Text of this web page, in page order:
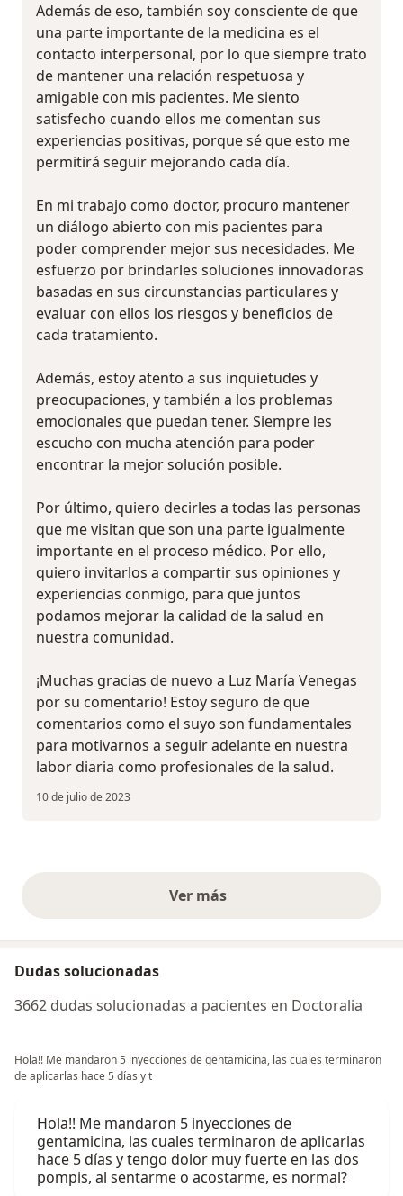
Además de eso, también soy consciente de que
una parte importante de la medicina es el
contacto interpersonal, por lo que siempre trato
de mantener una relación respetuosa y
amigable con mis pacientes. Me siento
satisfecho cuando ellos me comentan sus
experiencias positivas, porque sé que esto me
permitirá seguir mejorando cada día.
En mi trabajo como doctor, procuro mantener
un diálogo abierto con mis pacientes para
poder comprender mejor sus necesidades. Me
esfuerzo por brindarles soluciones innovadoras
basadas en sus circunstancias particulares y
evaluar con ellos los riesgos y beneficios de
cada tratamiento.
Además, estoy atento a sus inquietudes y
preocupaciones, y también a los problemas
emocionales que puedan tener. Siempre les
escucho con mucha atención para poder
encontrar la mejor solución posible.
Por último, quiero decirles a todas las personas
que me visitan que son una parte igualmente
importante en el proceso médico. Por ello,
quiero invitarlos a compartir sus opiniones y
experiencias conmigo, para que juntos
podamos mejorar la calidad de la salud en
nuestra comunidad.
¡Muchas gracias de nuevo a Luz María Venegas
por su comentario! Estoy seguro de que
comentarios como el suyo son fundamentales
para motivarnos a seguir adelante en nuestra
labor diaria como profesionales de la salud.
10 de julio de 2023
Ver másopiniones anteriores
Dudas solucionadas
3662 dudas solucionadas a pacientes en Doctoralia
Hola!! Me mandaron 5 inyecciones de gentamicina, las cuales terminaron
de aplicarlas hace 5 días y t
Hola!! Me mandaron 5 inyecciones de
gentamicina, las cuales terminaron de aplicarlas
hace 5 días y tengo dolor muy fuerte en las dos
pompis, al sentarme o acostarme, es normal?